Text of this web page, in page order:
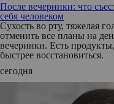
После вечеринки: что
себя человеком
Сухость во рту, тяжелая
отменить все планы на
вечеринки. Есть
быстрее восстановиться.
сегодня